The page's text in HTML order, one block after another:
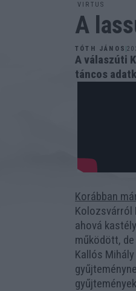
VIRTUS
A
TÓTH JÁNOS
A válaszúti
táncos
Korábban
Kolozsvárról
ahová
működött,
Kallós